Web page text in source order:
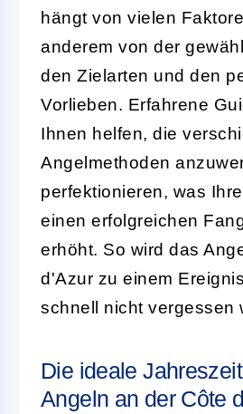
hängt von vielen
anderem von der
den Zielarten und den
Vorlieben. Erfahrene
Ihnen helfen, die
Angelmethoden
perfektionieren, was
einen erfolgreichen
erhöht. So wird das
d'Azur zu einem
schnell nicht vergessen
Die ideale
Angeln an der Côte